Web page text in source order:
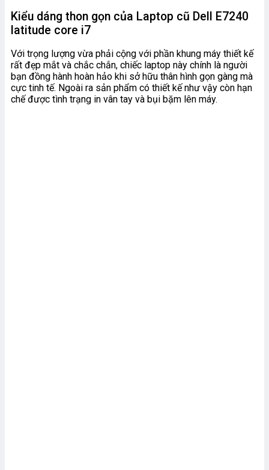
Kiểu dáng thon gọn của Laptop cũ Dell E7240
latitude core i7
Với trọng lượng vừa phải cộng với phần khung máy thiết kế
rất đẹp mắt và chắc chắn, chiếc laptop này chính là người
bạn đồng hành hoàn hảo khi sở hữu thân hình gọn gàng mà
cực tinh tế. Ngoài ra sản phẩm có thiết kế như vậy còn hạn
chế được tình trạng in vân tay và bụi bặm lên máy.